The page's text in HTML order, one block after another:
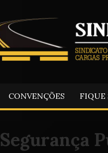
CONVENÇÕES FIQUE
Segurança